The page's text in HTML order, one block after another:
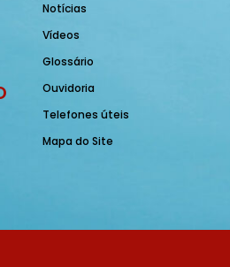
Notícias
Vídeos
Glossário
Ouvidoria
Telefones úteis
Mapa do Site